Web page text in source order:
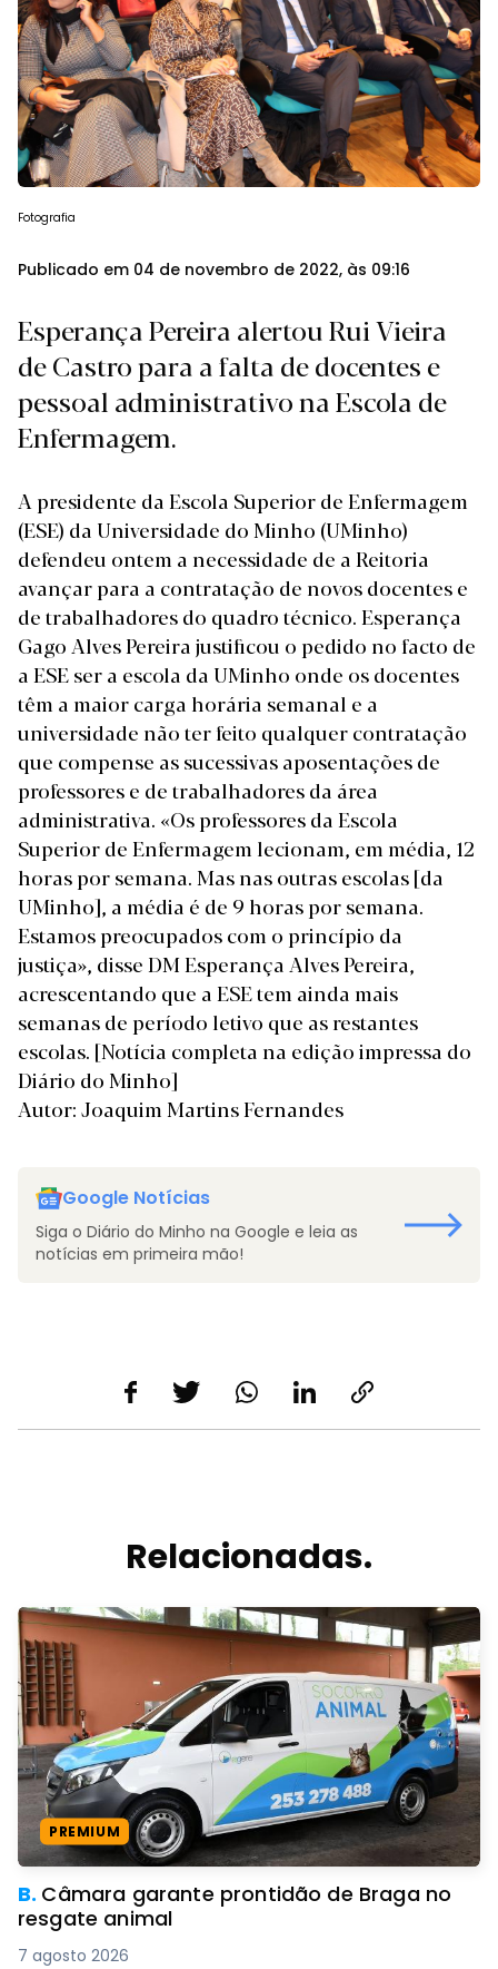
Fotografia
Publicado em 04 de novembro de 2022, às 09:16
Esperança Pereira alertou Rui Vieira
de Castro para a falta de docentes e
pessoal administrativo na Escola de
Enfermagem.
A presidente da Escola Superior de Enfermagem
(ESE) da Universidade do Minho (UMinho)
defendeu ontem a necessidade de a Reitoria
avançar para a contratação de novos docentes e
de trabalhadores do quadro técnico. Esperança
Gago Alves Pereira justificou o pedido no facto de
a ESE ser a escola da UMinho onde os docentes
têm a maior carga horária semanal e a
universidade não ter feito qualquer contratação
que compense as sucessivas aposentações de
professores e de trabalhadores da área
administrativa. «Os professores da Escola
Superior de Enfermagem lecionam, em média, 12
horas por semana. Mas nas outras escolas [da
UMinho], a média é de 9 horas por semana.
Estamos preocupados com o princípio da
justiça», disse DM Esperança Alves Pereira,
acrescentando que a ESE tem ainda mais
semanas de período letivo que as restantes
escolas. [Notícia completa na edição impressa do
Diário do Minho]
Autor: Joaquim Martins Fernandes
Google Notícias
Siga o Diário do Minho na Google e leia as
notícias em primeira mão!
Relacionadas.
PREMIUM
B. Câmara garante prontidão de Braga no
resgate animal
7 agosto 2026